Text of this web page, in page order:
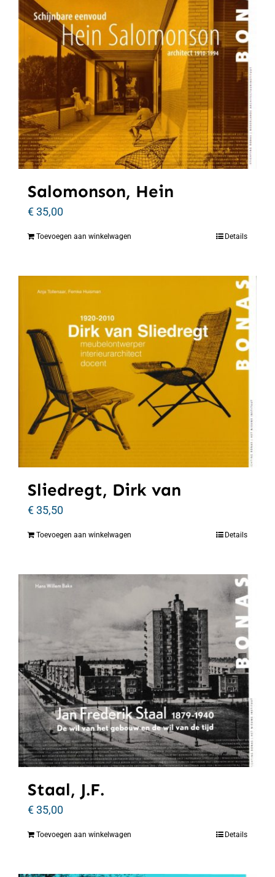
Salomonson, Hein
€35,00
Toevoegen aan winkelwagen Details
Sliedregt, Dirk van
€35,50
Toevoegen aan winkelwagen Details
Staal, J.F.
€35,00
Toevoegen aan winkelwagen Details